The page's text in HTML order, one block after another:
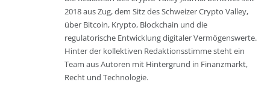
2018 aus Zug, dem Sitz des Schweizer Crypto Valley,
über Bitcoin, Krypto, Blockchain und die
regulatorische Entwicklung digitaler Vermögenswerte.
Hinter der kollektiven Redaktionsstimme steht ein
Team aus Autoren mit Hintergrund in Finanzmarkt,
Recht und Technologie.